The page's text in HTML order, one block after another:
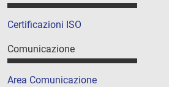
Certificazioni ISO
Comunicazione
Area Comunicazione